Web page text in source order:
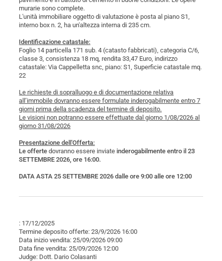
murarie sono complete.
L'unità immobiliare oggetto di valutazione è posta al piano S1,
interno box n. 2, ha un'altezza interna di 235 cm.
Identificazione catastale:
Foglio 14 particella 171 sub. 4 (catasto fabbricati), categoria C/6,
classe 3, consistenza 18 mq, rendita 33,47 Euro, indirizzo
catastale: Via Cappelletta snc, piano: S1, Superficie catastale mq.
22
Le richieste di sopralluogo e di documentazione relativa
all’immobile dovranno essere formulate inderogabilmente entro 7
giorni prima della scadenza del termine di deposito.
Le visioni non potranno essere effettuate dal giorno 1/08/2026 al
giorno 31/08/2026
Presentazione dell'Offerta:
Le offerte dovranno essere inviate inderogabilmente entro il 23
SETTEMBRE 2026, ore 16:00.
DATA ASTA 25 SETTEMBRE 2026 dalle ore 9:00 alle ore 12:00
: 17/12/2025
Termine deposito offerte: 23/9/2026 16:00
Data inizio vendita: 25/09/2026 09:00
Data fine vendita: 25/09/2026 12:00
Judge: Dott. Dario Colasanti